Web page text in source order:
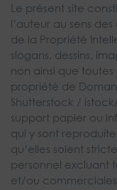
Le présent site
l’auteur au sens
de la Propriété
slogans, dessins,
non ainsi que
propriété de
Shutterstock /
support papier ou
qui y sont
qu’elles soient
personnel excluant
et/ou